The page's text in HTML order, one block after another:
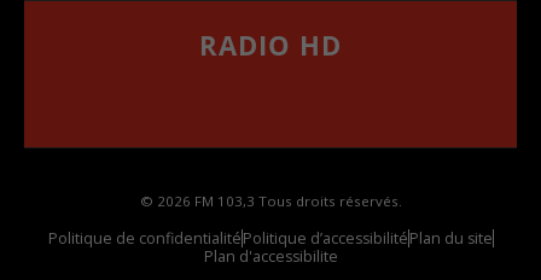
RADIO HD
© 2026 FM 103,3 Tous droits réservés.
Politique de confidentialitéPolitique d’accessibilitéPlan du site
Plan d'accessibilite